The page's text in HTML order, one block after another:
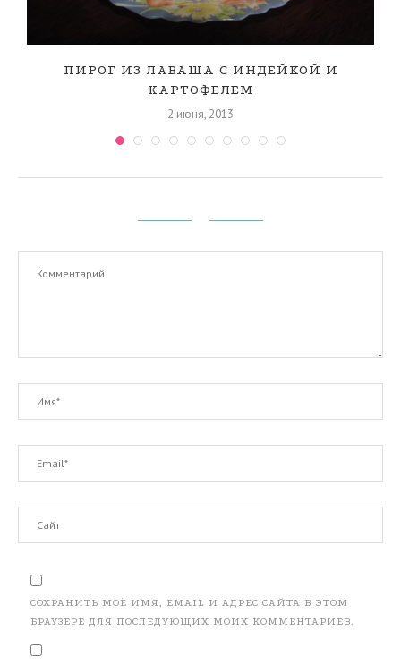
ПИРОГ ИЗ ЛАВАША С ИНДЕЙКОЙ И
КАРТОФЕЛЕМ
2 июня, 2013
СОХРАНИТЬ МОЁ ИМЯ, EMAIL И АДРЕС САЙТА В ЭТОМ
БРАУЗЕРЕ ДЛЯ ПОСЛЕДУЮЩИХ МОИХ КОММЕНТАРИЕВ.